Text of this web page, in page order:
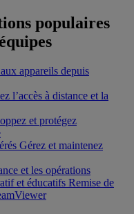
populaires
appareils depuis
l’accès à distance et la
et protégez
Gérez et maintenez
et les opérations
et éducatifs Remise de